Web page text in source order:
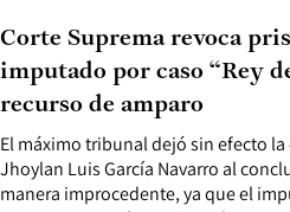
El máximo tribunal dejó sin efecto
Jhoylan Luis García Navarro al
manera improcedente, ya que el
Corte Suprema revoca
imputado por caso “Rey
recurso de amparo